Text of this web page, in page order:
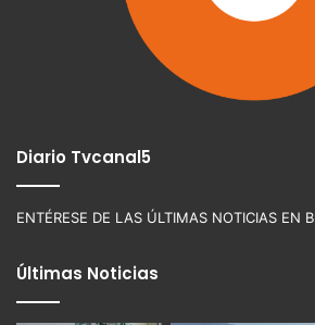
Diario Tvcanal5
ENTÉRESE DE LAS ÚLTIMAS NOTICIAS EN
Últimas Noticias